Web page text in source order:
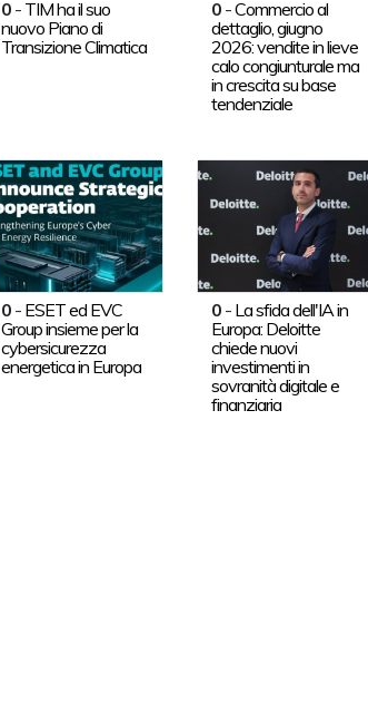
0- TIM ha il suo
nuovo Piano di
Transizione Climatica
0 -Commercio al
dettaglio, giugno
2026: vendite in lieve
calo congiunturale ma
in crescita su base
tendenziale
0- ESET ed EVC
Group insieme per la
cybersicurezza
energetica in Europa
0 - La sfida dell'IA in
Europa: Deloitte
chiede nuovi
investimenti in
sovranità digitale e
finanziaria